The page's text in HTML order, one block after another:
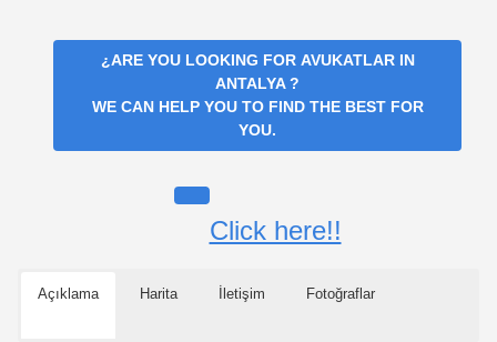
¿ARE YOU LOOKING FOR AVUKATLAR IN
ANTALYA?
WE CAN HELP YOU TO FIND THE BEST FOR
YOU.
Click here!!
Açıklama Harita İletişim Fotoğraflar